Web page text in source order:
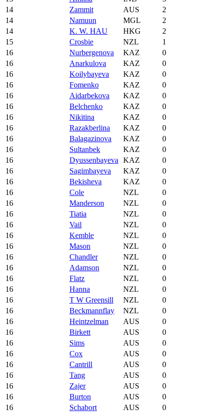
14
Zammit AUS
2
14
Namuun MGL
2
14
K. W. HAU HKG
2
15
Crosbie NZL
1
16
Nurbergenova KAZ
0
16
Anarkulova KAZ
0
16
Koilybayeva KAZ
0
16
Fomenko KAZ
0
16
Aidarbekova KAZ
0
16
Belchenko KAZ
0
16
Nikitina KAZ
0
16
Razakberlina KAZ
0
16
Balagazinova KAZ
0
16
Sultanbek KAZ
0
16
Dyussenbayeva KAZ
0
16
Sagimbayeva KAZ
0
16
Bekisheva KAZ
0
16
Cole NZL
0
16
Manderson NZL
0
16
Tiatia NZL
0
16
Vail NZL
0
16
Kemble NZL
0
16
Mason NZL
0
16
Chandler NZL
0
16
Adamson NZL
0
16
Flatz NZL
0
16
Hanna NZL
0
16
T W Greensill NZL
0
16
Beckmannflay NZL
0
16
Heintzelman AUS
0
16
Birkett AUS
0
16
Sims AUS
0
16
Cox AUS
0
16
Cantrill AUS
0
16
Tang AUS
0
16
Zajer AUS
0
16
Burton AUS
0
16
Schabort AUS
0